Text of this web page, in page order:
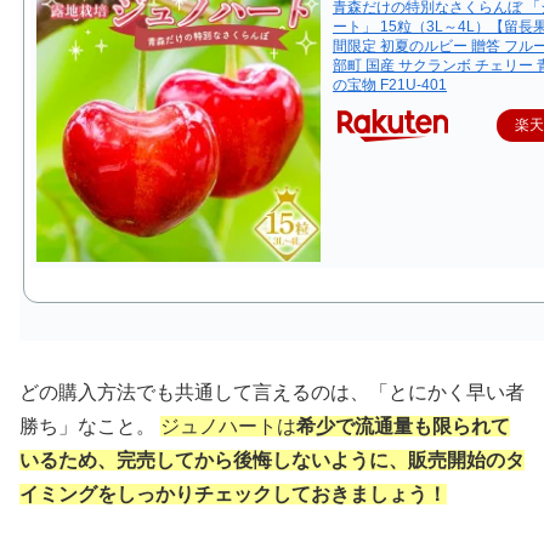
青森だけの特別なさくらんぼ
ート」 15粒（3L～4L）【留長
間限定 初夏のルビー 贈答 フル
部町 国産 サクランボ チェリー
の宝物 F21U-401
楽
どの購入方法でも共通して言えるのは、「とにかく早い者
勝ち」なこと。
ジュノハートは希少で流通量も限られて
いるため、完売してから後悔しないように、販売開始のタ
イミングをしっかりチェックしておきましょう！